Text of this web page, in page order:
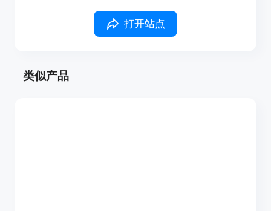
打开站点
类似产品